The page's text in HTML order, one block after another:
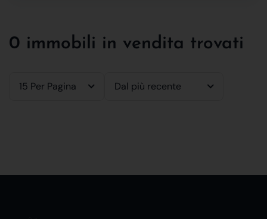
0 immobili in vendita trovati
15 Per Pagina Dal più recente